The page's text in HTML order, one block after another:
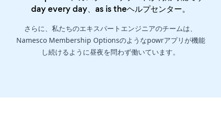
day every day、as is theヘルプセンター。
さらに、私たちのエキスパートエンジニアのチームは、
Namesco Membership Optionsのようなpowrアプリが機能
し続けるように昼夜を問わず働いています。